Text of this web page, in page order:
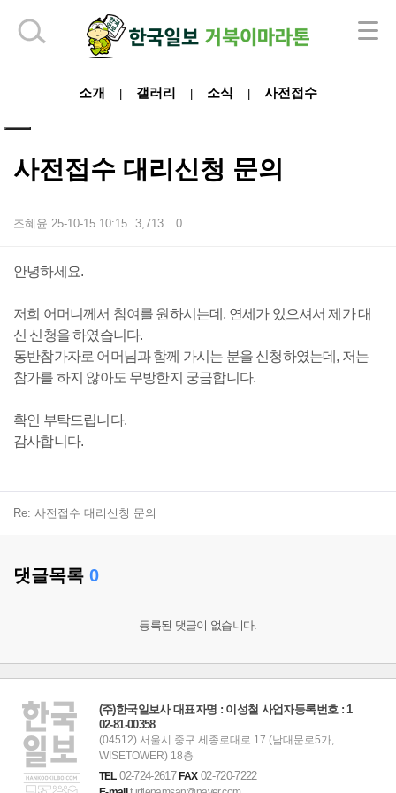
소개 갤러리 소식 사전접수
사전접수 대리신청 문의
조혜윤 25-10-15 10:15 3,713 0
본문
안녕하세요.
저희 어머니께서 참여를 원하시는데, 연세가 있으셔서 제가 대
신 신청을 하였습니다.
동반참가자로 어머님과 함께 가시는 분을 신청하였는데, 저는
참가를 하지 않아도 무방한지 궁금합니다.
확인 부탁드립니다.
감사합니다.
Re: 사전접수 대리신청 문의
댓글목록 0
등록된 댓글이 없습니다.
하단 영역
(주)한국일보사 대표자명 : 이성철 사업자등록번호 : 1
02-81-00358
(04512) 서울시 중구 세종로대로 17 (남대문로5가,
WISETOWER) 18층
TEL02-724-2617FAX02-720-7222